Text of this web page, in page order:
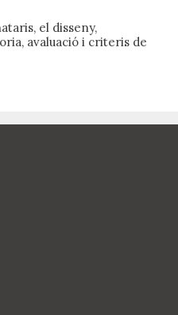
el disseny,
avaluació i criteris de